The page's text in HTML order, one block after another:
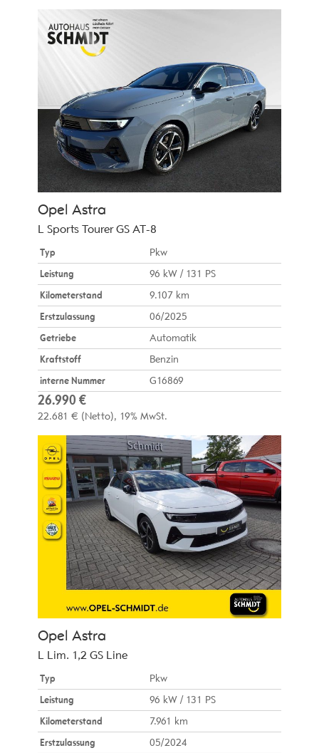
Opel Astra
L Sports Tourer GS AT-8
Typ
Pkw
Leistung
96 kW / 131 PS
Kilometerstand
9.107 km
Erstzulassung
06/2025
Getriebe
Automatik
Kraftstoff
Benzin
interne Nummer
G16869
26.990 €
22.681 € (Netto) 19% MwSt.
Opel Astra
L Lim. 1,2 GS Line
Typ
Pkw
Leistung
96 kW / 131 PS
Kilometerstand
7.961 km
Erstzulassung
05/2024